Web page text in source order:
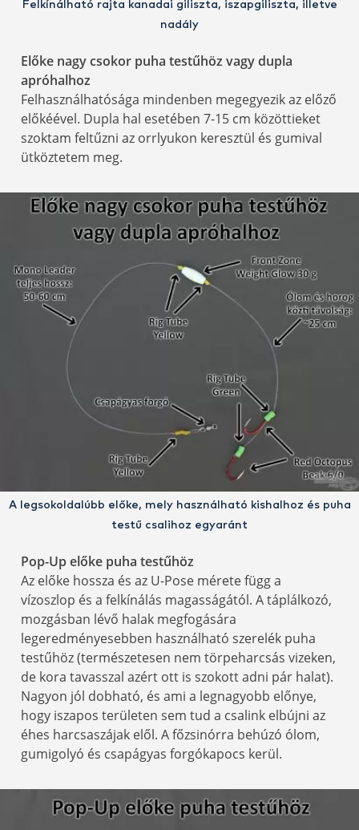
Felkínálható rajta kanadai giliszta, iszapgiliszta, illetve
nadály
Előke nagy csokor puha testűhöz vagy dupla
apróhalhoz
Felhasználhatósága mindenben megegyezik az előző
előkéével. Dupla hal esetében 7-15 cm közöttieket
szoktam feltűzni az orrlyukon keresztül és gumival
ütköztetem meg.
A legsokoldalúbb előke, mely használható kishalhoz és puha
testű csalihoz egyaránt
Pop-Up előke puha testűhöz
Az előke hossza és az U-Pose mérete függ a
vízoszlop és a felkínálás magasságától. A táplálkozó,
mozgásban lévő halak megfogására
legeredményesebben használható szerelék puha
testűhöz (természetesen nem törpeharcsás vizeken,
de kora tavasszal azért ott is szokott adni pár halat).
Nagyon jól dobható, és ami a legnagyobb előnye,
hogy iszapos területen sem tud a csalink elbújni az
éhes harcsaszájak elől. A főzsinórra behúzó ólom,
gumigolyó és csapágyas forgókapocs kerül.